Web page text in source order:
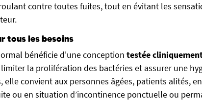
contre toutes fuites, tout en évitant les
tous les besoins
bénéficie d'une conception testée
la prolifération des bactéries et assurer une
elle convient aux personnes âgées, patients alités,
ou en situation d’incontinence ponctuelle ou